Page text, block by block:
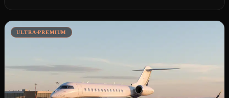
ULTRA-PREMIUM